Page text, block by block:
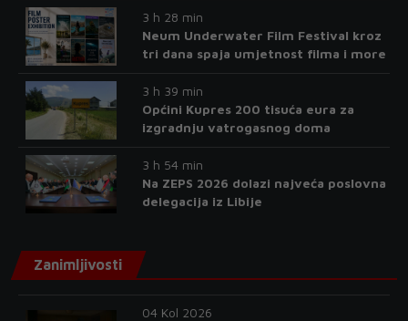
3 h 28 min
Neum Underwater Film Festival kroz
tri dana spaja umjetnost filma i more
3 h 39 min
Općini Kupres 200 tisuća eura za
izgradnju vatrogasnog doma
3 h 54 min
Na ZEPS 2026 dolazi najveća poslovna
delegacija iz Libije
Zanimljivosti
04 Kol 2026